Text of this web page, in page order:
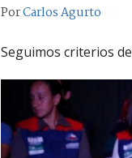
PorCarlos Agurto
Seguimos criterios de